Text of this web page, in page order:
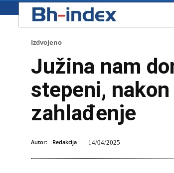
Izdvojeno
Južina nam
stepeni,
zahlađenje
Autor: Redakcija 14/04/2025